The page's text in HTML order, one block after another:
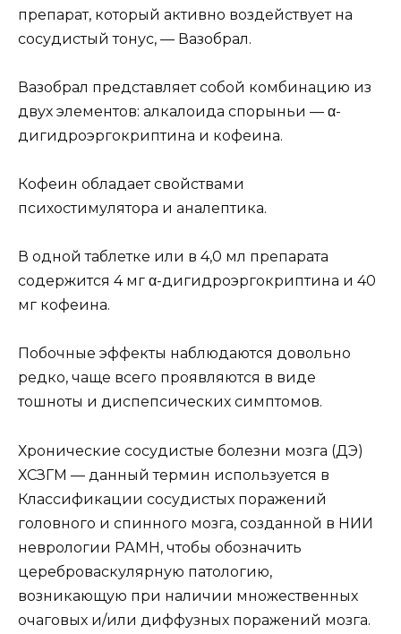
препарат, который активно воздействует на
сосудистый тонус, — Вазобрал.
Вазобрал представляет собой комбинацию из
двух элементов: алкалоида спорыньи — α-
дигидроэргокриптина и кофеина.
Кофеин обладает свойствами
психостимулятора и аналептика.
В одной таблетке или в 4,0 мл препарата
содержится 4 мг α-дигидроэргокриптина и 40
мг кофеина.
Побочные эффекты наблюдаются довольно
редко, чаще всего проявляются в виде
тошноты и диспепсических симптомов.
Хронические сосудистые болезни мозга (ДЭ)
ХСЗГМ — данный термин используется в
Классификации сосудистых поражений
головного и спинного мозга, созданной в НИИ
неврологии РАМН, чтобы обозначить
цереброваскулярную патологию,
возникающую при наличии множественных
очаговых и/или диффузных поражений мозга.